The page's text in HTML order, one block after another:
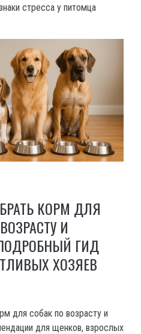
стресса у питомца
КОРМ ДЛЯ
И
ГИД
ХОЗЯЕВ
для собак по возрасту и
для щенков, взрослых